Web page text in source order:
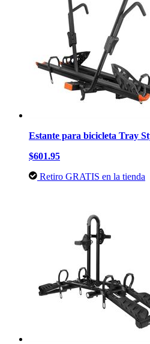
Estante para bicicleta Tray
$601.95
Retiro GRATIS en la tienda